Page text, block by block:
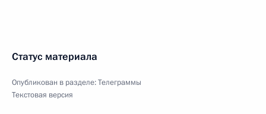
Статус материала
Опубликован в разделе:Телеграммы
Текстовая версия